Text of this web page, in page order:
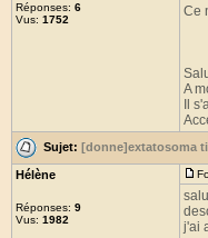
Réponses: 6
Vus: 1752
Ce
A
Il
Sujet: [donne]extatosoma
Hélène
Réponses: 9
Vus: 1982
j'ai